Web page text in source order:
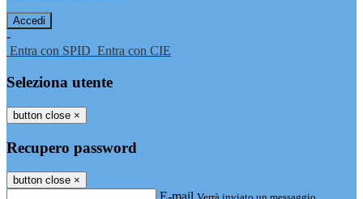
-
Entra con SPID Entra con CIE
Seleziona utente
button close ×
Recupero password
button close ×